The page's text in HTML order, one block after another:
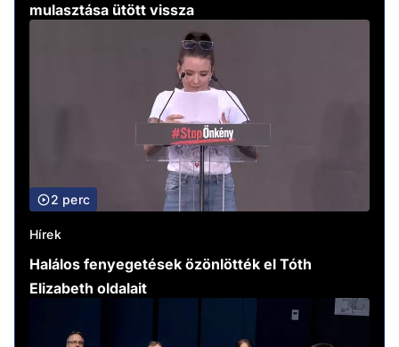
mulasztása ütött vissza
2 perc
Hírek
Halálos fenyegetések özönlötték el Tóth
Elizabeth oldalait